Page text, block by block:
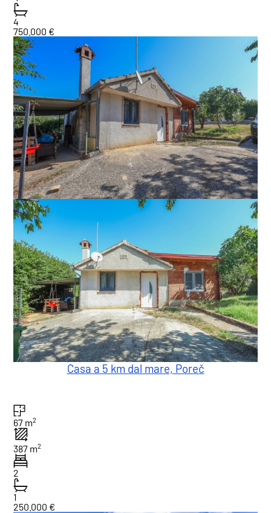
4
750.000 €
Casa a 5 km dal mare, Poreč
67 m2
387 m2
2
1
250.000 €